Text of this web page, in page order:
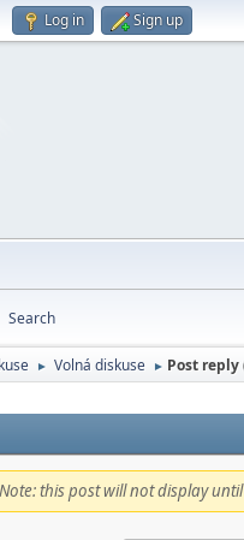
Log in Sign up
Search
► Volná diskuse ► Post reply
Note: this post will not display